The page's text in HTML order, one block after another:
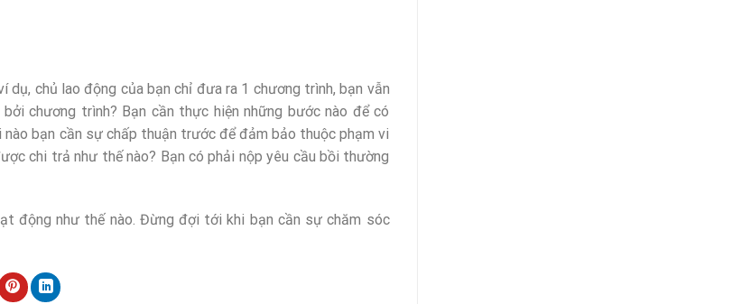
chủ lao động của bạn chỉ đưa ra 1 chương trình, bạn vẫn
chương trình? Bạn cần thực hiện những bước nào để có
bạn cần sự chấp thuận trước để đảm bảo thuộc phạm vi
chi trả như thế nào? Bạn có phải nộp yêu cầu bồi thường
động như thế nào. Đừng đợi tới khi bạn cần sự chăm sóc